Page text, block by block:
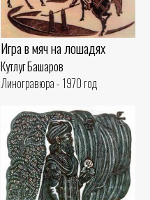
Игра в мяч на лошадях
Кутлуг Башаров
Линогравюра - 1970 год